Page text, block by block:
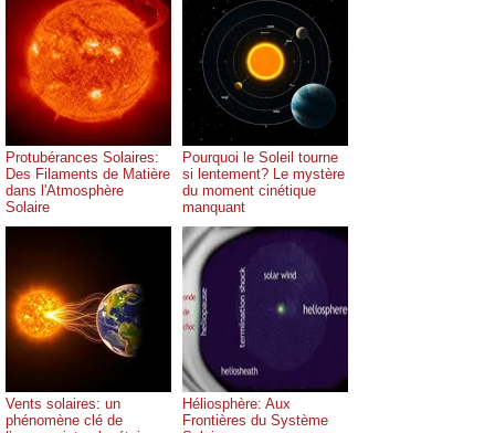
Protubérances Solaires:
Des Filaments de Matière
dans l'Atmosphère
Solaire
Pourquoi le Soleil tourne
si lentement? Le mystère
du moment cinétique
manquant
Vents solaires: un
phénomène clé de
Héliosphère: Aux
Frontières du Système